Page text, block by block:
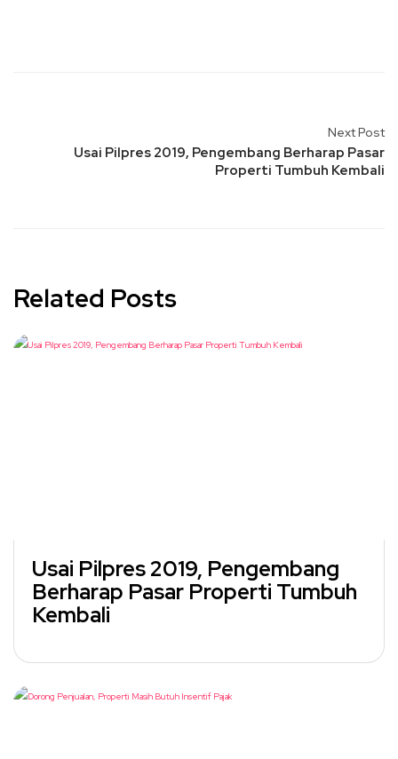
Next Post
Usai Pilpres 2019, Pengembang Berharap Pasar
Properti Tumbuh Kembali
Related Posts
Usai Pilpres 2019, Pengembang
Berharap Pasar Properti Tumbuh
Kembali